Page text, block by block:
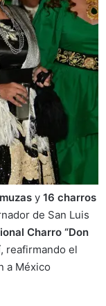
y 16 charros
de San Luis
Charro “Don
, reafirmando el
a México